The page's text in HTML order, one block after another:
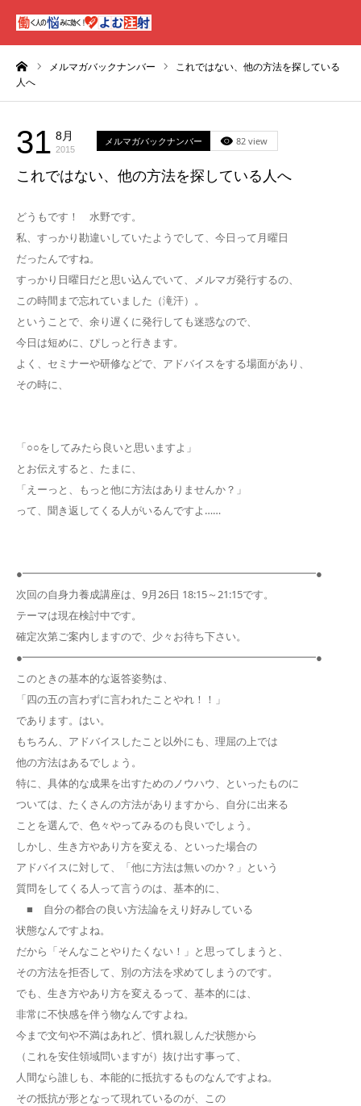
メルマガバックナンバー
これではない、他の方法を探している
人へ
31 8月
2015
メルマガバックナンバー 82 view
これではない、他の方法を探している人へ
どうもです！ 水野です。
私、すっかり勘違いしていたようでして、今日って月曜日
だったんですね。
すっかり日曜日だと思い込んでいて、メルマガ発行するの、
この時間まで忘れていました（滝汗）。
ということで、余り遅くに発行しても迷惑なので、
今日は短めに、ぴしっと行きます。
よく、セミナーや研修などで、アドバイスをする場面があり、
その時に、
「○○をしてみたら良いと思いますよ」
とお伝えすると、たまに、
「えーっと、もっと他に方法はありませんか？」
って、聞き返してくる人がいるんですよ……
●━━━━━━━━━━━━━━━━━━━━━━━━━━━━●
次回の自身力養成講座は、9月26日 18:15～21:15です。
テーマは現在検討中です。
確定次第ご案内しますので、少々お待ち下さい。
●━━━━━━━━━━━━━━━━━━━━━━━━━━━━●
このときの基本的な返答姿勢は、
「四の五の言わずに言われたことやれ！！」
であります。はい。
もちろん、アドバイスしたこと以外にも、理屈の上では
他の方法はあるでしょう。
特に、具体的な成果を出すためのノウハウ、といったものに
ついては、たくさんの方法がありますから、自分に出来る
ことを選んで、色々やってみるのも良いでしょう。
しかし、生き方やあり方を変える、といった場合の
アドバイスに対して、「他に方法は無いのか？」という
質問をしてくる人って言うのは、基本的に、
■ 自分の都合の良い方法論をえり好みしている
状態なんですよね。
だから「そんなことやりたくない！」と思ってしまうと、
その方法を拒否して、別の方法を求めてしまうのです。
でも、生き方やあり方を変えるって、基本的には、
非常に不快感を伴う物なんですよね。
今まで文句や不満はあれど、慣れ親しんだ状態から
（これを安住領域問いますが）抜け出す事って、
人間なら誰しも、本能的に抵抗するものなんですよね。
その抵抗が形となって現れているのが、この